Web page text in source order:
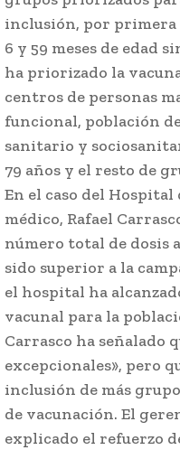
inclusión, por primera
6 y 59 meses de edad
ha priorizado la
centros de personas
funcional, población
sanitario y
79 años y el resto de
En el caso del
médico, Rafael
número total de dosis
sido superior a la
el hospital ha
vacunal para la
Carrasco ha señalado
excepcionales», pero
inclusión de más
de vacunación. El
explicado el refuerzo